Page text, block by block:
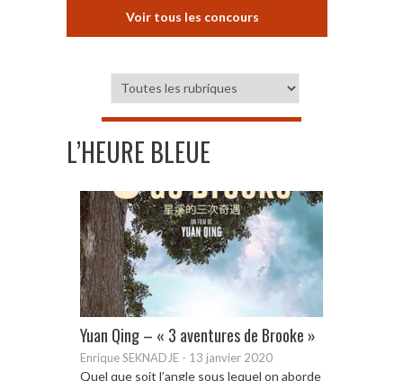
Voir tous les concours
L’HEURE BLEUE
Yuan Qing – « 3 aventures de Brooke »
Enrique SEKNADJE - 13 janvier 2020
Quel que soit l’angle sous lequel on aborde